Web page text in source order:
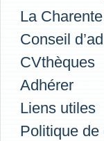
La
Conseil
CVthèques
Adhérer
Liens utiles
Politique